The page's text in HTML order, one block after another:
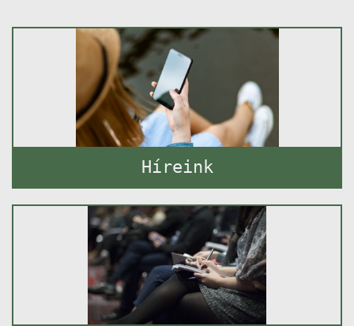
Híreink